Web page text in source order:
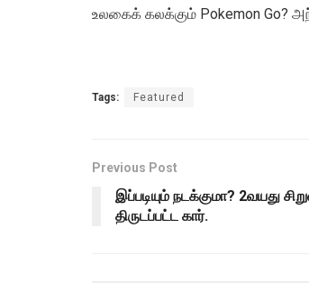
உலகைக் கலக்கும் Pokemon Go?
Tags: Featured
Previous Post
இப்படியும் நடக்குமா? 2வயது
திருடப்பட்ட கார்.